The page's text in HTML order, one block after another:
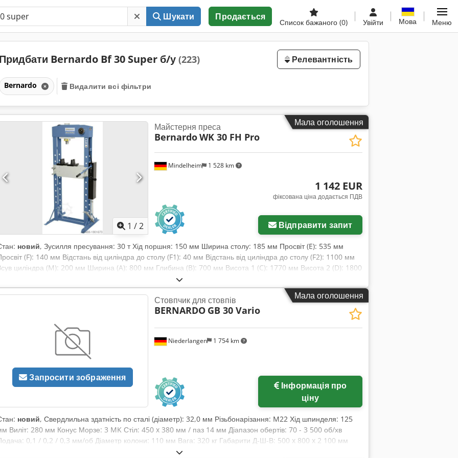
Шукати Продається
Список бажаного (0) Увійти Мова Меню
Придбати Bernardo Bf 30 Super б/у (223) Релевантність
Bernardo Видалити всі фільтри
Мала оголошення
Запросити більше
1 /2
Mindelheim 1 528 km
Майстерня преса
BernardoWK 30 FH Pro
1 142 EUR
фіксована ціна додається ПДВ
Відправити запит
новий, Зусилля пресування: 30 т Хід поршня: 150 мм Ширина столу: 185 мм Просвіт (E): 535 мм
(F): 140 мм Відстань від циліндра до столу (F1): 40 мм Відстань від циліндра до столу (F2): 1100 мм
циліндра (M): 200 мм Ширина (A): 800 мм Глибина (B): 700 мм Висота 1 (C): 1770 мм Висота 2 (D): 1800
мм Вага: приблизно 168 кг Оснащення: - Дві регульовані швидкості подачі поршня за допомогою
помпи - Потужні майстерні преси для ремонтних і виробничих підприємств - Оптимальне
співвідношення ціна-якість завдяки раціональній конструкції Chedpjb Ibdlsfx Alnsa - Завдяки стандартному
ножному педалю руки залишаються вільними для обробки заготовки - Розширена область застосування
повернення поршня - Зварна сталева рама для високих навантажень і стійкості - Універсальне
застосування завдяки можливості переміщення циліндра вліво та вправо
Мала оголошення
Запросити зображення
Niederlangen 1 754 km
Стовпчик для стовпів
BERNARDO GB 30 Vario
ціну
новий, Свердлильна здатність по сталі (діаметр): 32,0 мм Різьбонарізання: M22 Хід шпинделя: 125
Виліт: 280 мм Конус Морзе: 3 MK Стіл: 450 x 380 мм / паз 14 мм Діапазон обертів: 70 - 3 500 об/хв
0,1 / 0,2 / 0,3 мм/об Діаметр колони: 110 мм Вага: 320 кг Габарити Д-Ш-В: 500 x 800 x 2 100 мм
Chsdpfx Aljxabiqsnea Загальна потужність: 1,1 / 2,2 кВт Особливості: Безступінчасте регулювання обертів,